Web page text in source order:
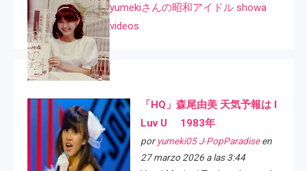
yumekiさんの昭和アイドル showa
videos
「HQ」森尾由美 天気予報は I
Luv U 1983年
por yumeki05 J-PopParadiseen
27 marzo 2026 a las 3:44